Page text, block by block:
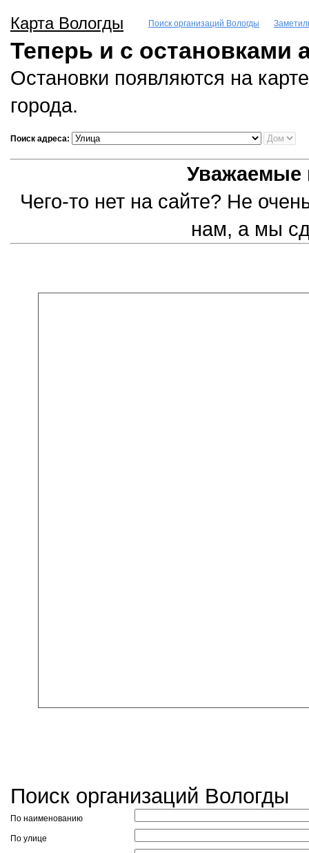
Карта Вологды Поиск организаций Вологды
Теперь и с остановками
Остановки появляются на
города.
Поиск адреса:
Уважаемые
Чего-то нет на сайте? Не
нам, а мы
Поиск организаций Вологды
По наименованию
По улице